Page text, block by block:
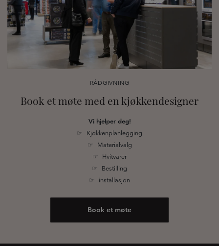
RÅDGIVNING
Book et møte med en kjøkkendesigner
Vi hjelper deg!
☞ Kjøkkenplanlegging
☞ Materialvalg
☞ Hvitvarer
☞ Bestilling
☞ installasjon
Book et møte